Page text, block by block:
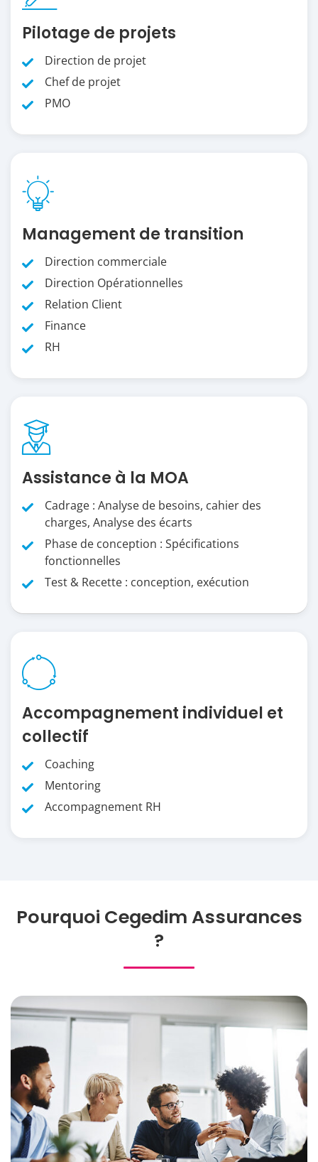
Pilotage de projets
Direction de projet
Chef de projet
PMO
Management de transition
Direction commerciale
Direction Opérationnelles
Relation Client
Finance
RH
Assistance à la MOA
Cadrage : Analyse de besoins, cahier des
charges, Analyse des écarts
Phase de conception : Spécifications
fonctionnelles
Test & Recette : conception, exécution
Accompagnement individuel et
collectif
Coaching
Mentoring
Accompagnement RH
Pourquoi Cegedim Assurances
?